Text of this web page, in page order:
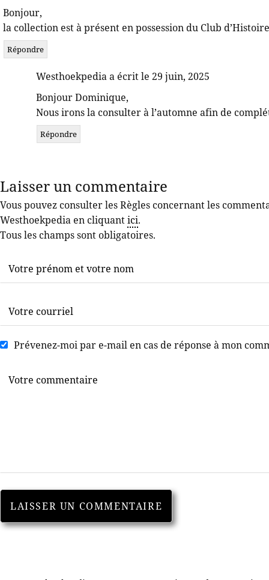
Bonjour,
la collection est à présent en possession du Club
Répondre
Westhoekpedia a écrit le 29 juin, 2025
Bonjour Dominique,
Nous irons la consulter à l’automne afin de
Répondre
Laisser un commentaire
Vous pouvez consulter les Règles concernant les
Westhoekpedia en cliquantici.
Tous les champs sont obligatoires.
Prévenez-moi par e-mail en cas de réponse à mon